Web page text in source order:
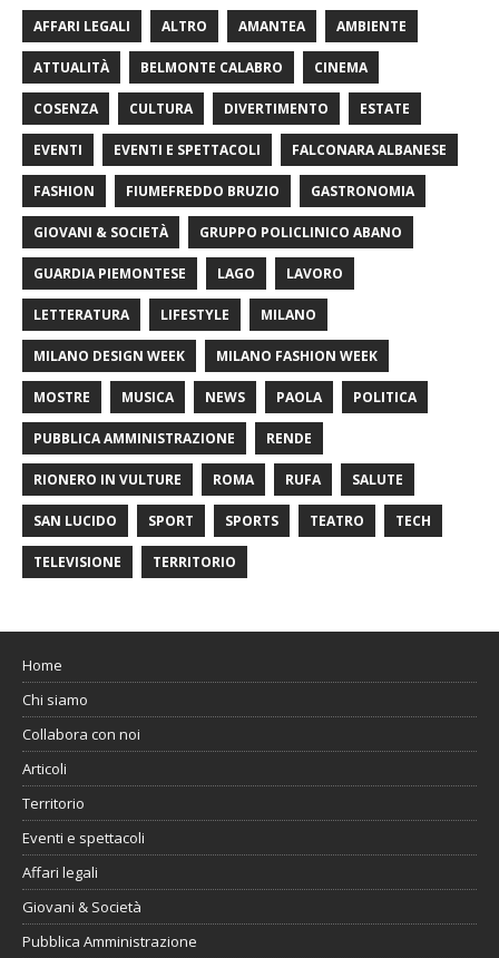
AFFARI LEGALI ALTRO AMANTEA AMBIENTE
ATTUALITÀ BELMONTE CALABRO CINEMA
COSENZA CULTURA DIVERTIMENTO ESTATE
EVENTI EVENTI E SPETTACOLI FALCONARA ALBANESE
FASHION FIUMEFREDDO BRUZIO GASTRONOMIA
GIOVANI & SOCIETÀ GRUPPO POLICLINICO ABANO
GUARDIA PIEMONTESE LAGO LAVORO
LETTERATURA LIFESTYLE MILANO
MILANO DESIGN WEEK MILANO FASHION WEEK
MOSTRE MUSICA NEWS PAOLA POLITICA
PUBBLICA AMMINISTRAZIONE RENDE
RIONERO IN VULTURE ROMA RUFA SALUTE
SAN LUCIDO SPORT SPORTS TEATRO TECH
TELEVISIONE TERRITORIO
Home
Chi siamo
Collabora con noi
Articoli
Territorio
Eventi e spettacoli
Affari legali
Giovani & Società
Pubblica Amministrazione